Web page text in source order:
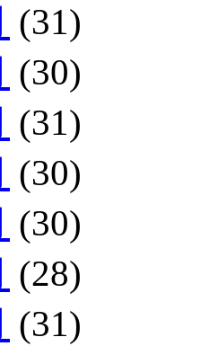
(31)
(30)
(31)
(30)
(30)
(28)
(31)